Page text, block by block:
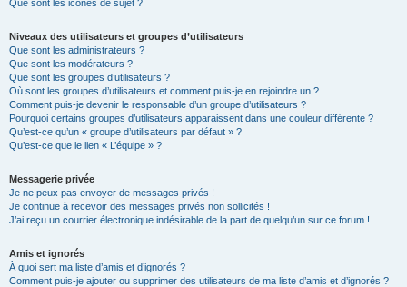
Que sont les icônes de sujet ?
Niveaux des utilisateurs et groupes d’utilisateurs
Que sont les administrateurs ?
Que sont les modérateurs ?
Que sont les groupes d’utilisateurs ?
Où sont les groupes d’utilisateurs et comment puis-je en rejoindre un ?
Comment puis-je devenir le responsable d’un groupe d’utilisateurs ?
Pourquoi certains groupes d’utilisateurs apparaissent dans une couleur différente ?
Qu’est-ce qu’un « groupe d’utilisateurs par défaut » ?
Qu’est-ce que le lien « L’équipe » ?
Messagerie privée
Je ne peux pas envoyer de messages privés !
Je continue à recevoir des messages privés non sollicités !
J’ai reçu un courrier électronique indésirable de la part de quelqu’un sur ce forum !
Amis et ignorés
À quoi sert ma liste d’amis et d’ignorés ?
Comment puis-je ajouter ou supprimer des utilisateurs de ma liste d’amis et d’ignorés ?